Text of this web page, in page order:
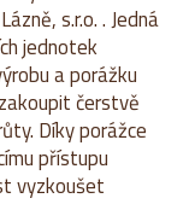
s.r.o. . Jedná
jednotek
a porážku
čerstvě
Díky porážce
přístupu
vyzkoušet